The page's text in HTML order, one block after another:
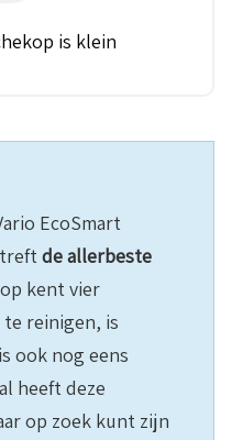
is klein
EcoSmart
de allerbeste
kent vier
reinigen, is
ook nog eens
heeft deze
op zoek kunt zijn